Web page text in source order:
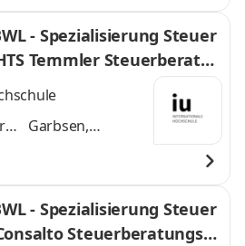
- Spezialisierung Steuer
Temmler Steuerberatun
Garbsen,
- Spezialisierung Steuer
Steuerberatungsge